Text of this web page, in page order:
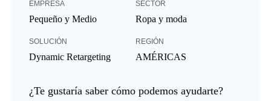
EMPRESA
Pequeño y Medio
SECTOR
Ropa y moda
SOLUCIÓN
Dynamic Retargeting
REGIÓN
AMÉRICAS
¿Te gustaría saber cómo podemos ayudarte?